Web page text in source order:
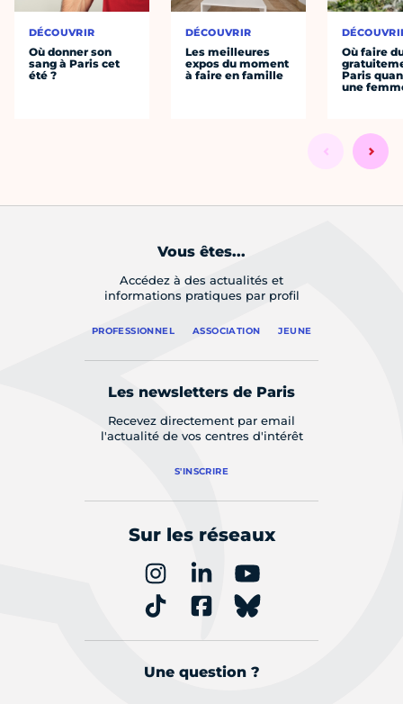
DÉCOUVRIR
Où donner son
sang à Paris cet
été ?
DÉCOUVRIR
Les meilleures
expos du moment
à faire en famille
Où faire
Paris
une
Vous êtes...
Accédez à des actualités et
informations pratiques par profil
PROFESSIONNEL ASSOCIATION JEUNE
Les newsletters de Paris
Recevez directement par email
l'actualité de vos centres d'intérêt
S'INSCRIRE
Sur les réseaux
Une question ?